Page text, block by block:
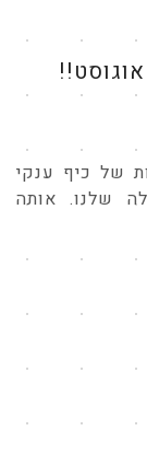
2024 שלוש שעות של כיף ענקי
שלנו. אותה